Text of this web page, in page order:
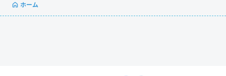
ホーム